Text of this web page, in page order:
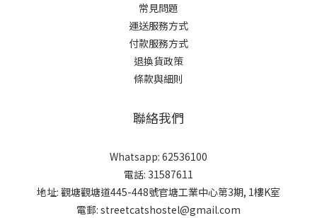
常見問題
運送服務方式
付款服務方式
退換貨政策
條款與細則
聯絡我們
Whatsapp: 62536100
電話: 31587611
地址: 觀塘觀塘道445-448號官塘工業中心第3期, 1樓K室
電郵: streetcatshostel@gmail.com